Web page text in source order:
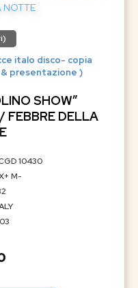
italo disco- copia
presentazione )
SHOW”
FEBBRE DELLA
10430
M-